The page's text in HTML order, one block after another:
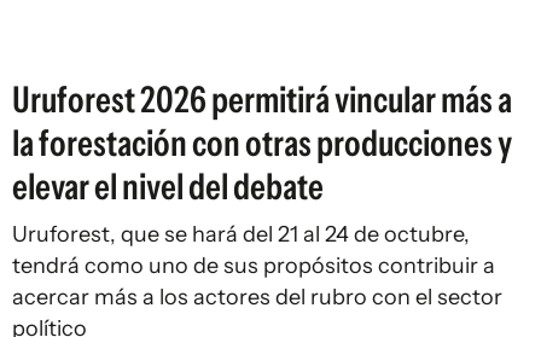
Uruforest 2026 permitirá vincular más a
la forestación con otras producciones y
elevar el nivel del debate
Uruforest, que se hará del 21 al 24 de octubre,
tendrá como uno de sus propósitos contribuir a
acercar más a los actores del rubro con el sector
político